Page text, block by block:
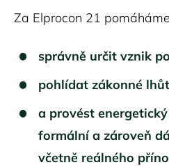
Za Elprocon 21
správně určit vznik
pohlídat zákonné
a provést
formální a zároveň
včetně reálného